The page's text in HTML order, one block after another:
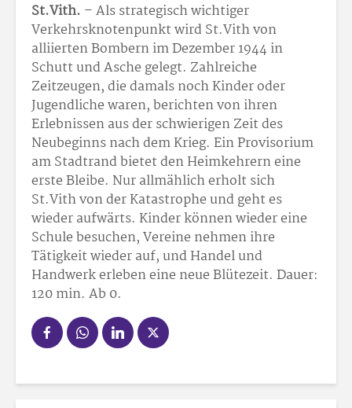
St.Vith. – Als strategisch wichtiger
Verkehrsknotenpunkt wird St.Vith von
alliierten Bombern im Dezember 1944 in
Schutt und Asche gelegt. Zahlreiche
Zeitzeugen, die damals noch Kinder oder
Jugendliche waren, berichten von ihren
Erlebnissen aus der schwierigen Zeit des
Neubeginns nach dem Krieg. Ein Provisorium
am Stadtrand bietet den Heimkehrern eine
erste Bleibe. Nur allmählich erholt sich
St.Vith von der Katastrophe und geht es
wieder aufwärts. Kinder können wieder eine
Schule besuchen, Vereine nehmen ihre
Tätigkeit wieder auf, und Handel und
Handwerk erleben eine neue Blütezeit. Dauer:
120 min. Ab 0.